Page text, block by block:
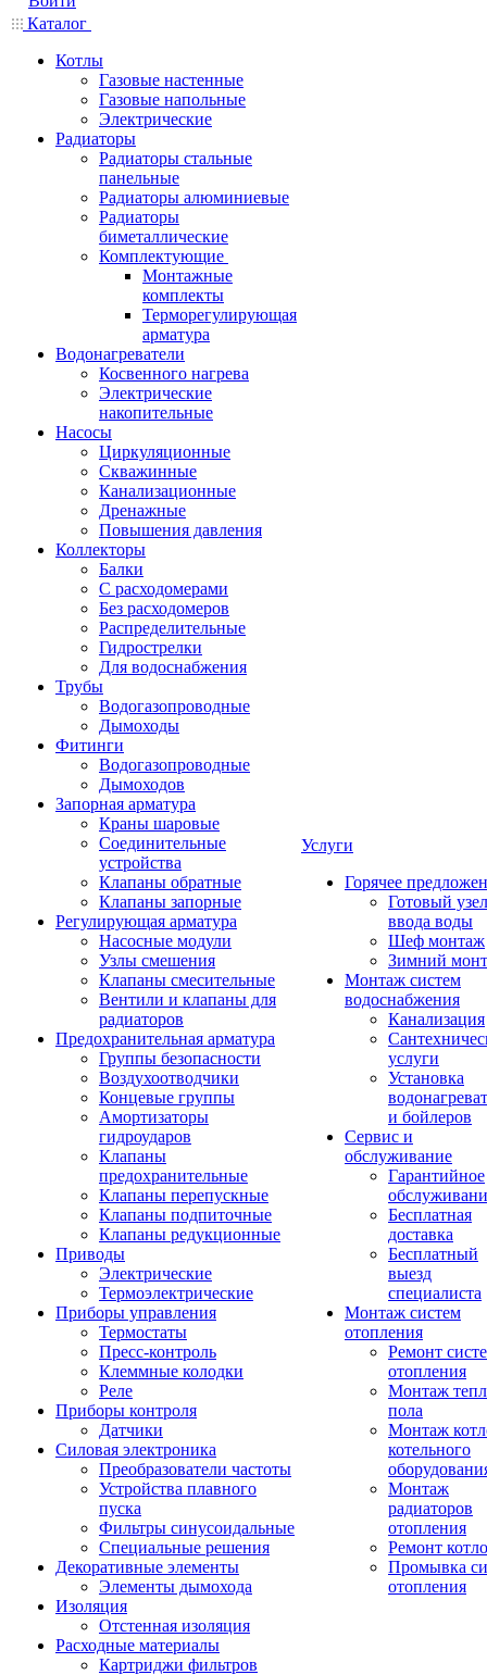
Каталог
Котлы
Газовые настенные
Газовые напольные
Электрические
Радиаторы
Радиаторы стальные
панельные
Радиаторы алюминиевые
Радиаторы
биметаллические
Комплектующие
Монтажные
комплекты
Терморегулирующая
арматура
Водонагреватели
Косвенного нагрева
Электрические
накопительные
Насосы
Циркуляционные
Скважинные
Канализационные
Дренажные
Повышения давления
Коллекторы
Балки
С расходомерами
Без расходомеров
Распределительные
Гидрострелки
Для водоснабжения
Трубы
Водогазопроводные
Дымоходы
Фитинги
Водогазопроводные
Дымоходов
Запорная арматура
Краны шаровые
Соединительные
устройства
Клапаны обратные
Клапаны запорные
Регулирующая арматура
Насосные модули
Узлы смешения
Клапаны смесительные
Вентили и клапаны для
радиаторов
Предохранительная арматура
Группы безопасности
Воздухоотводчики
Концевые группы
Амортизаторы
гидроударов
Клапаны
предохранительные
Клапаны перепускные
Клапаны подпиточные
Клапаны редукционные
Приводы
Электрические
Термоэлектрические
Приборы управления
Термостаты
Пресс-контроль
Клеммные колодки
Реле
Приборы контроля
Датчики
Силовая электроника
Преобразователи частоты
Устройства плавного
пуска
Фильтры синусоидальные
Специальные решения
Декоративные элементы
Элементы дымохода
Изоляция
Отстенная изоляция
Расходные материалы
Картриджи фильтров
Услуги
Горячее
Готовый узел
ввода воды
Шеф монтаж
Зимний
Монтаж систем
водоснабжения
Канализация
услуги
Установка
и бойлеров
Сервис и
обслуживание
Гарантийное
Бесплатная
доставка
Бесплатный
выезд
специалиста
Монтаж систем
отопления
Ремонт
отопления
Монтаж
пола
Монтаж
котельного
Монтаж
радиаторов
отопления
Ремонт
Промывка
отопления